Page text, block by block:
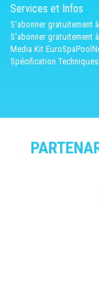
Services et Infos
S'abonner gratuitement
S'abonner gratuitement
Media Kit
Spécification